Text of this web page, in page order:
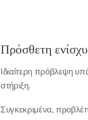
Πρόσθετη
Ιδιαίτερη πρόβλεψη
στήριξη.
Συγκεκριμένα,